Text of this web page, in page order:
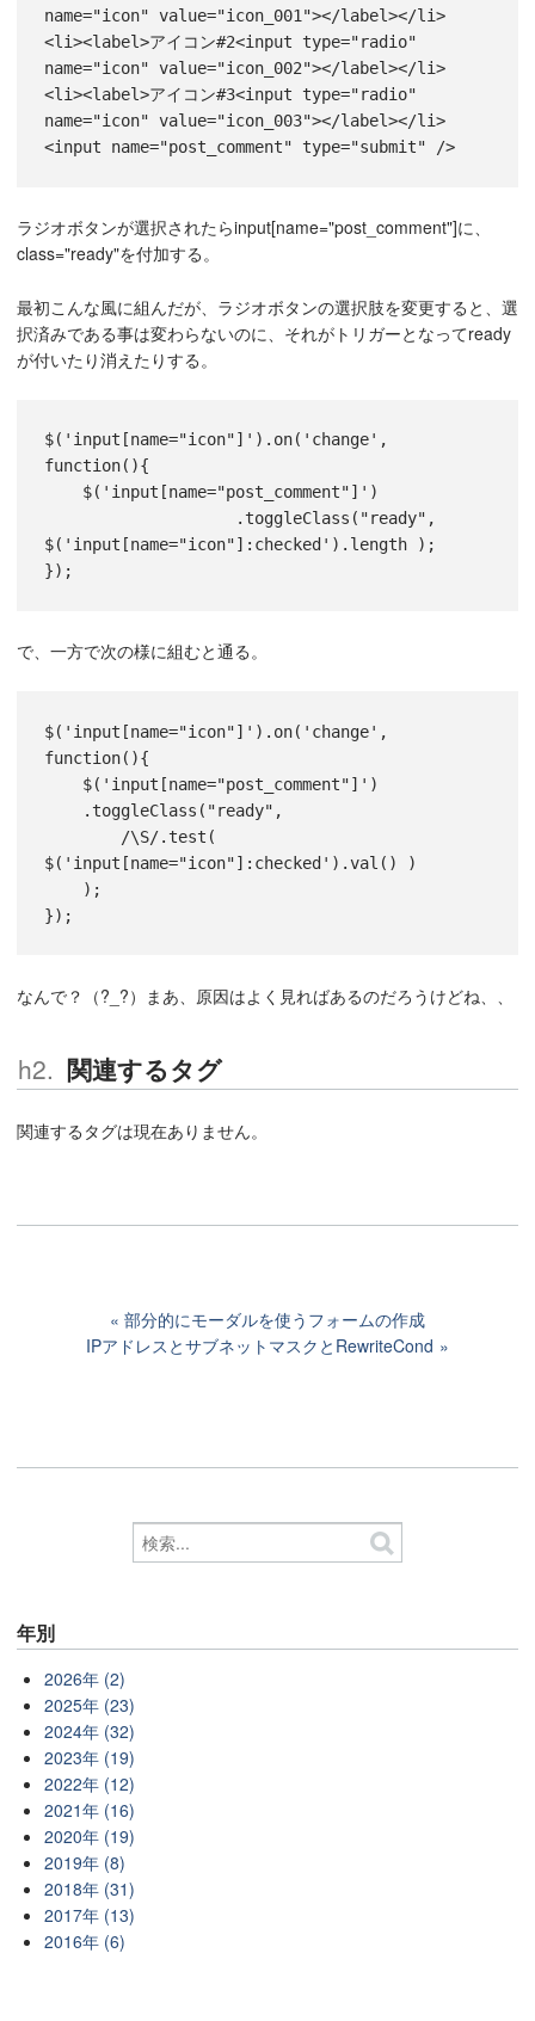
name="icon" value="icon_001"></label></li>
<li><label>アイコン#2<input type="radio"
name="icon" value="icon_002"></label></li>
<li><label>アイコン#3<input type="radio"
name="icon" value="icon_003"></label></li>
<input name="post_comment" type="submit" />
ラジオボタンが選択されたらinput[name="post_comment"]に、
class="ready"を付加する。
最初こんな風に組んだが、ラジオボタンの選択肢を変更すると、選
択済みである事は変わらないのに、それがトリガーとなってready
が付いたり消えたりする。
$('input[name="icon"]').on('change',
function(){
$('input[name="icon"]:checked').length );
});
で、一方で次の様に組むと通る。
$('input[name="icon"]').on('change',
function(){
$('input[name="icon"]:checked').val() )
});
なんで？（?_?）まあ、原因はよく見ればあるのだろうけどね、、
関連するタグ
関連するタグは現在ありません。
部分的にモーダルを使うフォームの作成
IPアドレスとサブネットマスクとRewriteCond
年別
2026年 (2)
2025年 (23)
2024年 (32)
2023年 (19)
2022年 (12)
2021年 (16)
2020年 (19)
2019年 (8)
2018年 (31)
2017年 (13)
2016年 (6)